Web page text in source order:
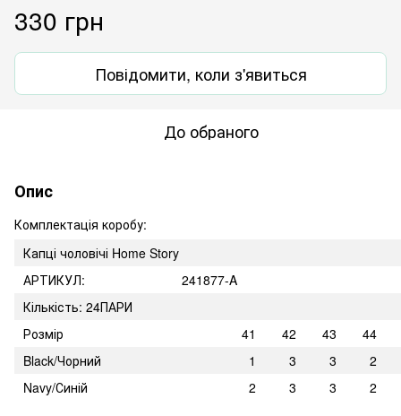
330 грн
Повідомити, коли з'явиться
До обраного
Опис
Комплектація коробу:
Капці чоловічі Home Story
АРТИКУЛ:
241877-A
Кількість: 24ПАРИ
Розмір
41 42 43
44
Black/Чорний
1 3 3
2
Navy/Синій
2 3 3 2